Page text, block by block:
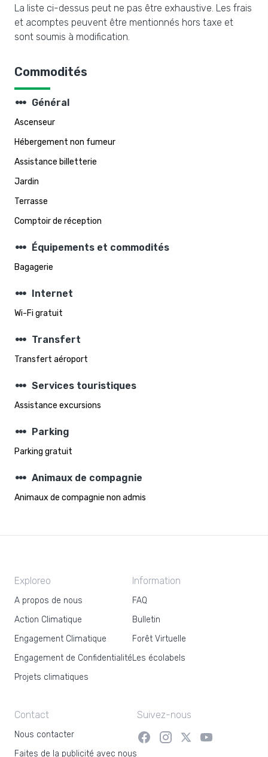
La liste ci-dessus peut ne pas être exhaustive. Les frais
et acomptes peuvent être mentionnés hors taxe et
sont soumis à modification.
Commodités
steppers Général
Ascenseur
Hébergement non fumeur
Assistance billetterie
Jardin
Terrasse
Comptoir de réception
steppers Équipements et commodités
Bagagerie
steppers Internet
Wi-Fi gratuit
steppers Transfert
Transfert aéroport
steppers Services touristiques
Assistance excursions
steppers Parking
Parking gratuit
steppers Animaux de compagnie
Animaux de compagnie non admis
Exploreo
A propos de nous
Action Climatique
Engagement Climatique
Engagement de Confidentialité
Projets climatiques
Information
FAQ
Bulletin
Forêt Virtuelle
Les écolabels
Contact
Nous contacter
Faites de la publicité avec nous
Suivez-nous